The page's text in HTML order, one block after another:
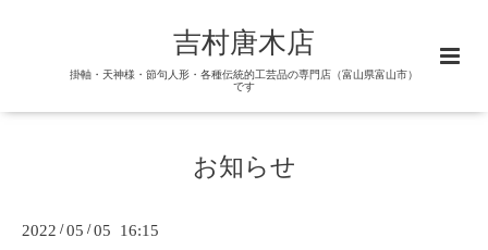
吉村唐木店
掛軸・天神様・節句人形・各種伝統的工芸品の専門店（富山県富山市）
です
お知らせ
2022 /05 /05 16:15